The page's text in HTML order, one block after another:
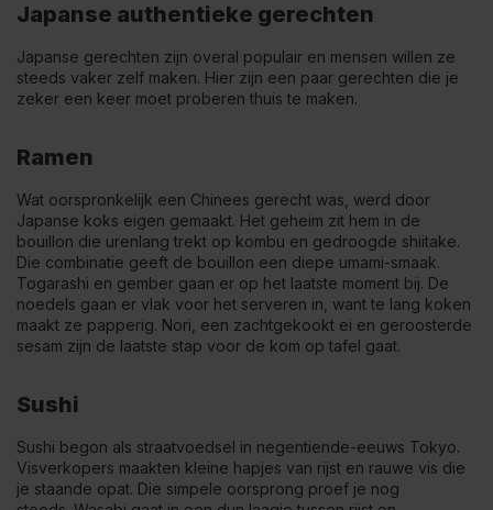
Japanse authentieke gerechten
Japanse gerechten zijn overal populair en mensen willen ze
steeds vaker zelf maken. Hier zijn een paar gerechten die je
zeker een keer moet proberen thuis te maken.
Ramen
Wat oorspronkelijk een Chinees gerecht was, werd door
Japanse koks eigen gemaakt. Het geheim zit hem in de
bouillon die urenlang trekt op kombu en gedroogde shiitake.
Die combinatie geeft de bouillon een diepe umami-smaak.
Togarashi en gember gaan er op het laatste moment bij. De
noedels gaan er vlak voor het serveren in, want te lang koken
maakt ze papperig. Nori, een zachtgekookt ei en geroosterde
sesam zijn de laatste stap voor de kom op tafel gaat.
Sushi
Sushi begon als straatvoedsel in negentiende-eeuws Tokyo.
Visverkopers maakten kleine hapjes van rijst en rauwe vis die
je staande opat. Die simpele oorsprong proef je nog